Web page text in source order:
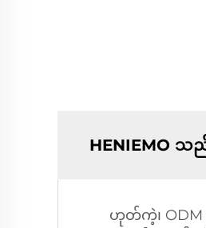
HENIEMO သ
ဟုတ်ကဲ့၊ ODM